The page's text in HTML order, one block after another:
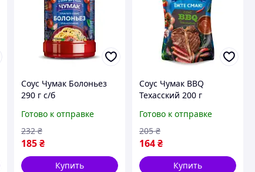
Соус Чумак Болоньез
290 г с/б
Готово к отправке
185 ₴
232 ₴
Купить
Соус Чумак BBQ
Техасский 200 г
Готово к отправке
164₴
205 ₴
Купить